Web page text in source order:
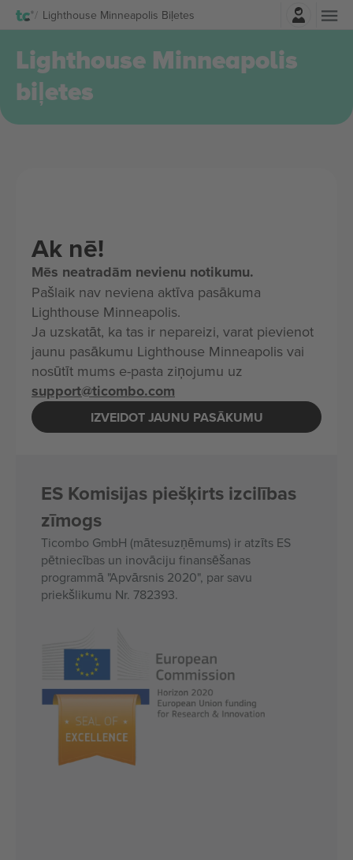
Lighthouse Minneapolis BiļetesPierakstīties
Lighthouse Minneapolis
biļetes
Ak nē!
Mēs neatradām nevienu notikumu.
Pašlaik nav neviena aktīva pasākuma
Lighthouse Minneapolis.
Ja uzskatāt, ka tas ir nepareizi, varat pievienot
jaunu pasākumu Lighthouse Minneapolis vai
nosūtīt mums e-pasta ziņojumu uz
support@ticombo.com
IZVEIDOT JAUNU PASĀKUMU
ES Komisijas piešķirts izcilības
zīmogs
Ticombo GmbH (mātesuzņēmums) ir atzīts ES
pētniecības un inovāciju finansēšanas
programmā "Apvārsnis 2020", par savu
priekšlikumu Nr. 782393.